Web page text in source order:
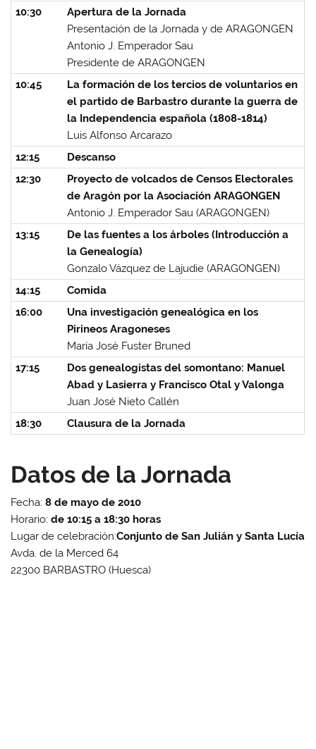
10:30
Apertura de la Jornada
Presentación de la Jornada y de ARAGONGEN
Antonio J. Emperador Sau
Presidente de ARAGONGEN
10:45
La formación de los tercios de voluntarios en
el partido de Barbastro durante la guerra de
la Independencia española (1808-1814)
Luis Alfonso Arcarazo
12:15
Descanso
12:30
Proyecto de volcados de Censos Electorales
de Aragón por la Asociación ARAGONGEN
Antonio J. Emperador Sau (ARAGONGEN)
13:15
De las fuentes a los árboles (Introducción a
la Genealogía)
Gonzalo Vázquez de Lajudie (ARAGONGEN)
14:15
Comida
16:00
Una investigación genealógica en los
Pirineos Aragoneses
María José Fuster Bruned
17:15
Dos genealogistas del somontano: Manuel
Abad y Lasierra y Francisco Otal y Valonga
Juan José Nieto Callén
18:30
Clausura de la Jornada
Datos de la Jornada
Fecha:8 de mayo de 2010
Horario:de 10:15 a 18:30 horas
Lugar de celebración:Conjunto de San Julián y Santa Lucía
Avda. de la Merced 64
22300 BARBASTRO (Huesca)